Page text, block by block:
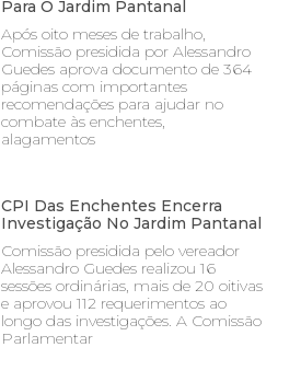
Para O Jardim Pantanal
Após oito meses de trabalho,
Comissão presidida por Alessandro
Guedes aprova documento de 364
páginas com importantes
recomendações para ajudar no
combate às enchentes,
alagamentos
CPI Das Enchentes Encerra
Investigação No Jardim Pantanal
Comissão presidida pelo vereador
Alessandro Guedes realizou 16
sessões ordinárias, mais de 20 oitivas
e aprovou 112 requerimentos ao
longo das investigações. A Comissão
Parlamentar